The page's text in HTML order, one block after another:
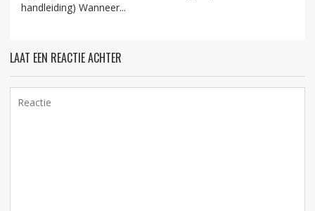
handleiding) Wanneer...
LAAT EEN REACTIE ACHTER